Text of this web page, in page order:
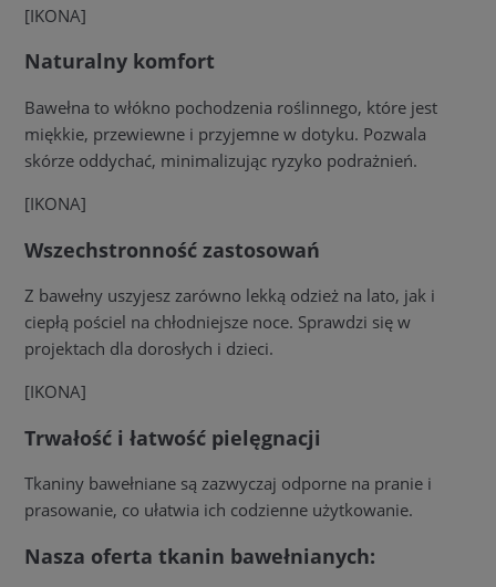
[IKONA]
Naturalny komfort
Bawełna to włókno pochodzenia roślinnego, które jest
miękkie, przewiewne i przyjemne w dotyku. Pozwala
skórze oddychać, minimalizując ryzyko podrażnień.
[IKONA]
Wszechstronność zastosowań
Z bawełny uszyjesz zarówno lekką odzież na lato, jak i
ciepłą pościel na chłodniejsze noce. Sprawdzi się w
projektach dla dorosłych i dzieci.
[IKONA]
Trwałość i łatwość pielęgnacji
Tkaniny bawełniane są zazwyczaj odporne na pranie i
prasowanie, co ułatwia ich codzienne użytkowanie.
Nasza oferta tkanin bawełnianych: